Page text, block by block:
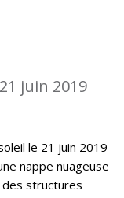
juin 2019
le 21 juin 2019
nappe nuageuse
structures